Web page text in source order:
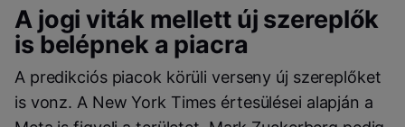
A jogi viták mellett új szereplők
is belépnek a piacra
A predikciós piacok körüli verseny új szereplőket
is vonz. A New York Times értesülései alapján a